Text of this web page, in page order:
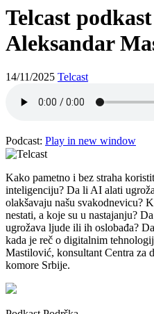
Telcast
Aleksandar
14/11/2025 Telcast
Podcast: Play in new window
Kako pametno i bez straha
inteligenciju? Da li AI alati
olakšavaju našu svakodnevicu?
nestati, a koje su u nastajanju?
ugrožava ljude ili ih oslobađa?
kada je reč o digitalnim
Mastilović, konsultant Centra za
komore Srbije.